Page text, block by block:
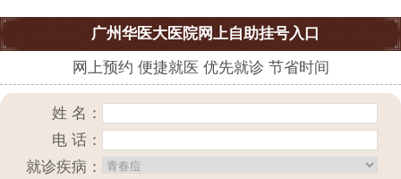
广州华医大医院网上自助挂号入口
网上预约 便捷就医 优先就诊 节省时间
姓 名：
电 话：
就诊疾病：